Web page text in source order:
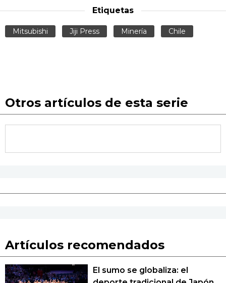
Etiquetas
Mitsubishi Jiji Press Minería Chile
Otros artículos de esta serie
Artículos recomendados
El sumo se globaliza: el